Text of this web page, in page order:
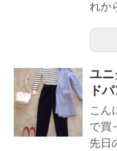
れか
ユ
ド
こん
で買
先日